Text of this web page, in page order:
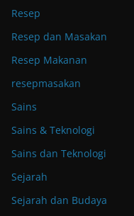
Resep
Resep dan Masakan
Resep Makanan
resepmasakan
Sains
Sains & Teknologi
Sains dan Teknologi
Sejarah
Sejarah dan Budaya